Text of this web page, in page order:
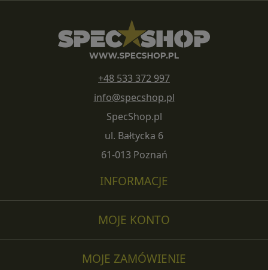
MOJE ZAMÓWIENIE
MOJE KONTO
+48 533 372 997
info@specshop.pl
SpecShop.pl
ul. Bałtycka 6
61-013 Poznań
INFORMACJE